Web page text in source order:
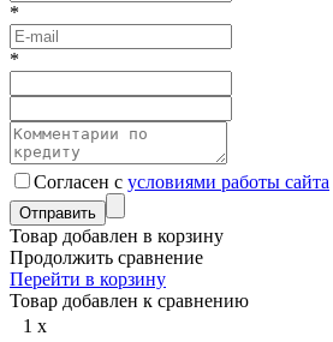
*
*
Согласен с условиями работы сайта
Товар добавлен в корзину
Продолжить сравнение
Перейти в корзину
Товар добавлен к сравнению
1 x